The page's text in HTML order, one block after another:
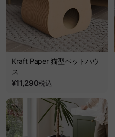
Kraft Paper 猫型ペットハウ
ス
¥11,290税込